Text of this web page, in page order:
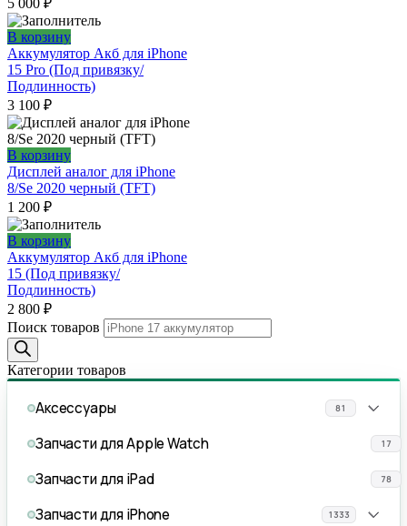
5 000 ₽
В корзину
Аккумулятор Акб для iPhone
15 Pro (Под привязку/
Подлинность)
3 100 ₽
В корзину
Дисплей аналог для iPhone
8/Se 2020 черный (TFT)
1 200 ₽
В корзину
Аккумулятор Акб для iPhone
15 (Под привязку/
Подлинность)
2 800 ₽
Поиск товаров
Категории товаров
Аксессуары 81
Запчасти для Apple Watch 17
Запчасти для iPad 78
Запчасти для iPhone 1333